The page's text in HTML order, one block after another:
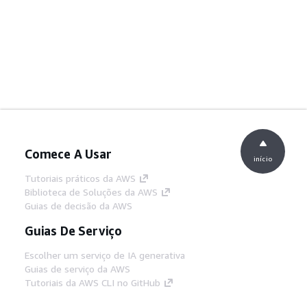
Comece A Usar
Tutoriais práticos da AWS
Biblioteca de Soluções da AWS
Guias de decisão da AWS
Guias De Serviço
Escolher um serviço de IA generativa
Guias de serviço da AWS
Tutoriais da AWS CLI no GitHub
início